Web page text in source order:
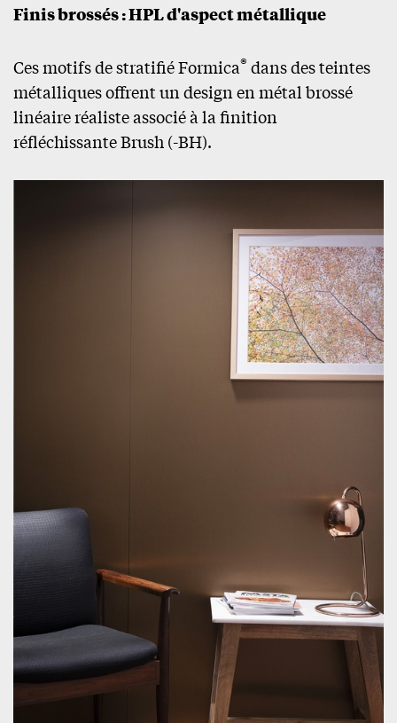
Finis brossés : HPL d'aspect métallique
Ces motifs de stratifié Formica® dans des teintes
métalliques offrent un design en métal brossé
linéaire réaliste associé à la finition
réfléchissante Brush (-BH).